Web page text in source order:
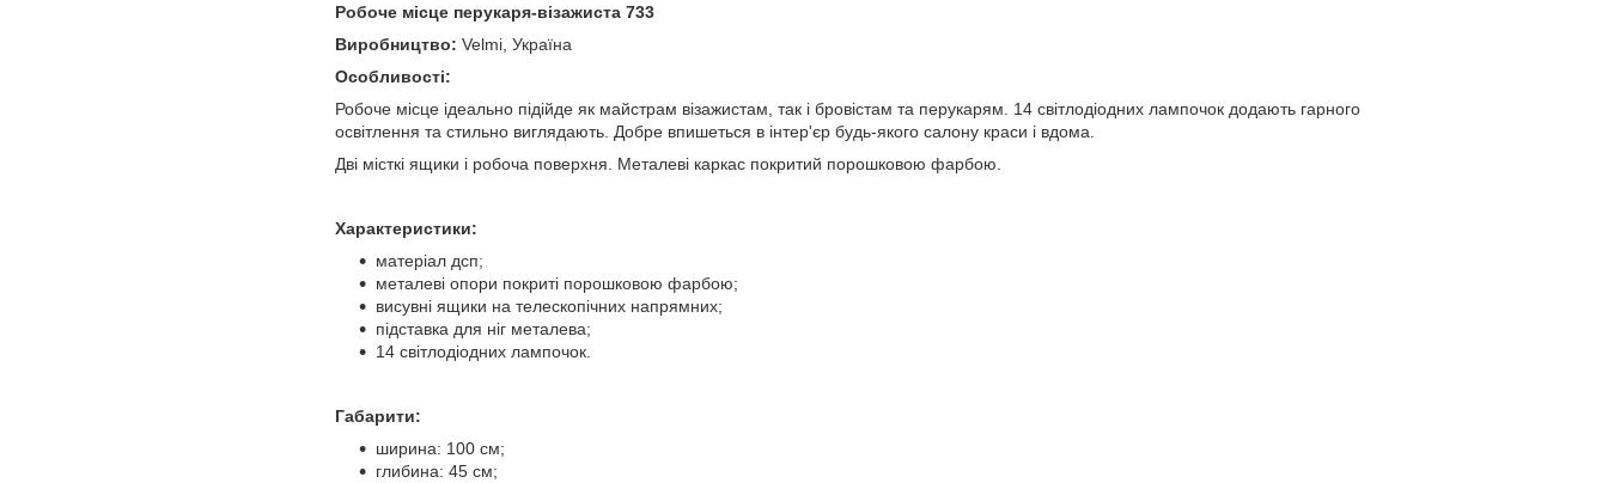
Робоче місце перукаря-візажиста 733
Виробництво: Velmi, Україна
Особливості:
Робоче місце ідеально підійде як майстрам візажистам, так і бровістам та перукарям. 14 світлодіодних лампочок додають гарного
освітлення та стильно виглядають. Добре впишеться в інтер'єр будь-якого салону краси і вдома.
Дві місткі ящики і робоча поверхня. Металеві каркас покритий порошковою фарбою.
Характеристики:
матеріал дсп;
металеві опори покриті порошковою фарбою;
висувні ящики на телескопічних напрямних;
підставка для ніг металева;
14 світлодіодних лампочок.
Габарити:
ширина: 100 см;
глибина: 45 см;